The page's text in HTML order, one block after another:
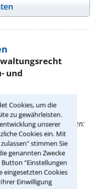
Cookies, um die
zu gewährleisten.
unserer
Cookies ein. Mit
stimmen Sie
genannten Zwecke
Button "Einstellungen
eingesetzten Cookies
Einwilligung
und
Rechtsgebieten:
im